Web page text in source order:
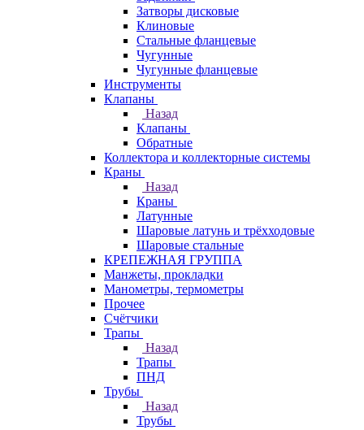
Затворы дисковые
Клиновые
Стальные фланцевые
Чугунные
Чугунные фланцевые
Инструменты
Клапаны
Назад
Клапаны
Обратные
Коллектора и коллекторные системы
Краны
Назад
Краны
Латунные
Шаровые латунь и трёхходовые
Шаровые стальные
КРЕПЕЖНАЯ ГРУППА
Манжеты, прокладки
Манометры, термометры
Прочее
Счётчики
Трапы
Назад
Трапы
ПНД
Трубы
Назад
Трубы